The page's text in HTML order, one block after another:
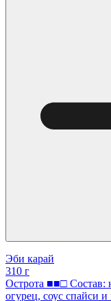
Эби карай
310 г
Острота ■■□ Состав:
огурец, соус спайси